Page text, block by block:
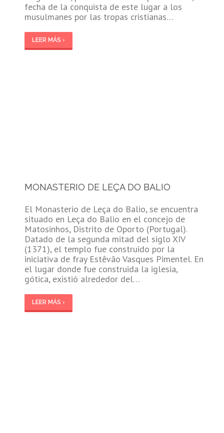
fecha de la conquista de este lugar a los
musulmanes por las tropas cristianas…
LEER MÁS ›
MONASTERIO DE LEÇA DO BALIO
El Monasterio de Leça do Balio, se encuentra
situado en Leça do Balio en el concejo de
Matosinhos, Distrito de Oporto (Portugal).
Datado de la segunda mitad del siglo XIV
(1371), el templo fue construido por la
iniciativa de fray Estêvão Vasques Pimentel. En
el lugar donde fue construida la iglesia,
gótica, existió alrededor del…
LEER MÁS ›